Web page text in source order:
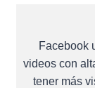
Facebook
videos con
tener más